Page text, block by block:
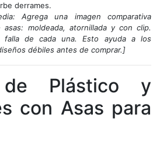
derrames.
Agrega una imagen comparativa
moldeada, atornillada y con clip.
de cada una. Esto ayuda a los
débiles antes de comprar.]
de Plástico y
con Asas para